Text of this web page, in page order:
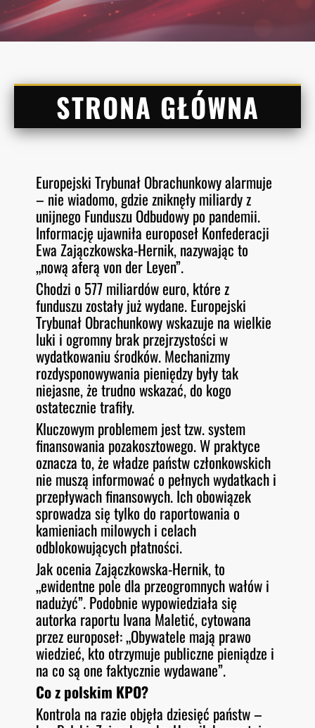
STRONA GŁÓWNA
Europejski Trybunał Obrachunkowy alarmuje
– nie wiadomo, gdzie zniknęły miliardy z
unijnego Funduszu Odbudowy po pandemii.
Informację ujawniła europoseł Konfederacji
Ewa Zajączkowska-Hernik, nazywając to
„nową aferą von der Leyen”.
Chodzi o 577 miliardów euro, które z
funduszu zostały już wydane. Europejski
Trybunał Obrachunkowy wskazuje na wielkie
luki i ogromny brak przejrzystości w
wydatkowaniu środków. Mechanizmy
rozdysponowywania pieniędzy były tak
niejasne, że trudno wskazać, do kogo
ostatecznie trafiły.
Kluczowym problemem jest tzw. system
finansowania pozakosztowego. W praktyce
oznacza to, że władze państw członkowskich
nie muszą informować o pełnych wydatkach i
przepływach finansowych. Ich obowiązek
sprowadza się tylko do raportowania o
kamieniach milowych i celach
odblokowujących płatności.
Jak ocenia Zajączkowska-Hernik, to
„ewidentne pole dla przeogromnych wałów i
nadużyć”. Podobnie wypowiedziała się
autorka raportu Ivana Maletić, cytowana
przez europoseł: „Obywatele mają prawo
wiedzieć, kto otrzymuje publiczne pieniądze i
na co są one faktycznie wydawane”.
Co z polskim KPO?
Kontrola na razie objęła dziesięć państw –